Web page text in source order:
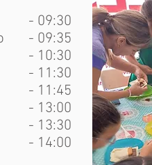
- 09:30​
- 09:35
- 10:30
- 11:30
- 11:45
- 13:00
- 13:30
- 14:00